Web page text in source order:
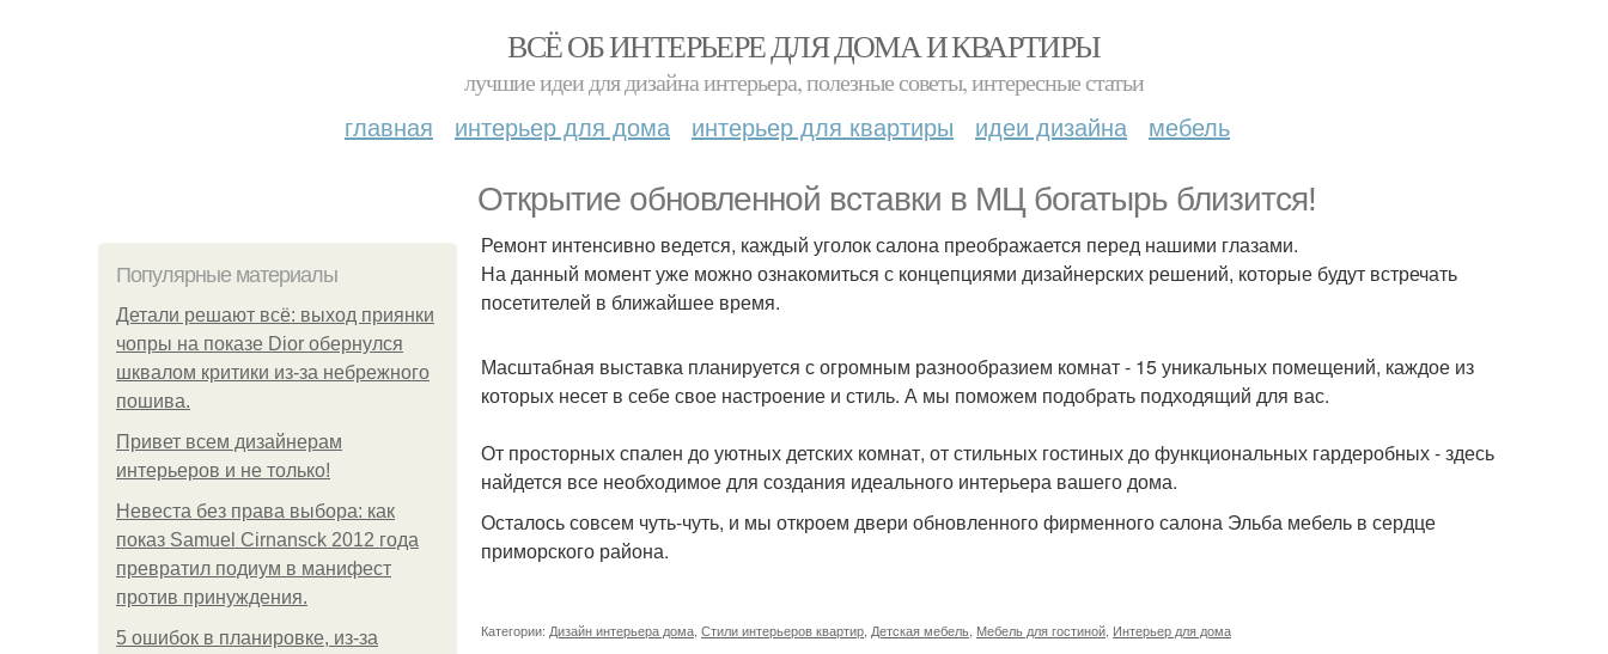
ВСЁ ОБ ИНТЕРЬЕРЕ ДЛЯ ДОМА И КВАРТИРЫ
лучшие идеи для дизайна интерьера, полезные советы, интересные статьи
главная интерьер для дома интерьер для квартиры идеи дизайна мебель
Открытие обновленной вставки в МЦ богатырь близится!
Популярные материалы
Детали решают всё: выход приянки
чопры на показе Dior обернулся
шквалом критики из-за небрежного
пошива.
Привет всем дизайнерам
интерьеров и не только!
Невеста без права выбора: как
показ Samuel Cirnansck 2012 года
превратил подиум в манифест
против принуждения.
5 ошибок в планировке, из-за
Ремонт интенсивно ведется, каждый уголок салона преображается перед нашими глазами.
На данный момент уже можно ознакомиться с концепциями дизайнерских решений, которые будут встречать
посетителей в ближайшее время.
Масштабная выставка планируется с огромным разнообразием комнат - 15 уникальных помещений, каждое из
которых несет в себе свое настроение и стиль. А мы поможем подобрать подходящий для вас.
От просторных спален до уютных детских комнат, от стильных гостиных до функциональных гардеробных - здесь
найдется все необходимое для создания идеального интерьера вашего дома.
Осталось совсем чуть-чуть, и мы откроем двери обновленного фирменного салона Эльба мебель в сердце
приморского района.
Категории: Дизайн интерьера дома Стили интерьеров квартир Детская мебель Мебель для гостиной Интерьер для дома